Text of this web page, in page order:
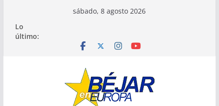
contenido
sábado, 8 agosto 2026
Lo
último: